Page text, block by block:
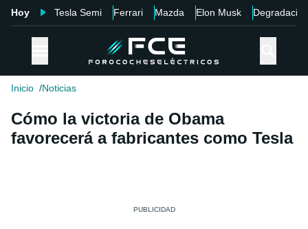
Hoy Tesla Semi Ferrari Mazda Elon Musk Degradación
Inicio Noticias
Cómo la victoria de Obama
favorecerá a fabricantes como Tesla